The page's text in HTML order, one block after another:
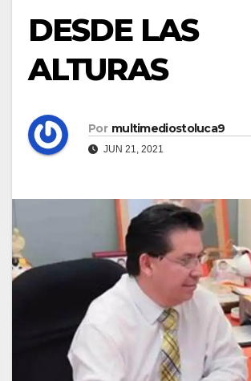
DESDE LAS
ALTURAS
Por multimediostoluca9
JUN 21, 2021